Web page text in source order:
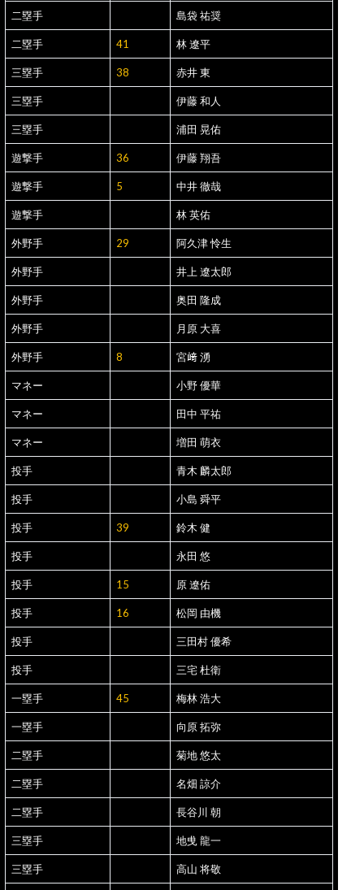
二塁手 島袋 祐奨
二塁手 41 林 遼平
三塁手 38 赤井 東
三塁手 伊藤 和人
三塁手 浦田 晃佑
遊撃手 36 伊藤 翔吾
遊撃手 5 中井 徹哉
遊撃手 林 英佑
外野手 29 阿久津 怜生
外野手 井上 遼太郎
外野手 奥田 隆成
外野手 月原 大喜
外野手 8 宮﨑 湧
マネー 小野 優華
マネー 田中 平祐
マネー 増田 萌衣
投手 青木 麟太郎
投手 小島 舜平
投手 39 鈴木 健
投手 永田 悠
投手 15 原 遼佑
投手 16 松岡 由機
投手 三田村 優希
投手 三宅 杜衛
一塁手 45 梅林 浩大
一塁手 向原 拓弥
二塁手 菊地 悠太
二塁手 名畑 諒介
二塁手 長谷川 朝
三塁手 地曵 龍一
三塁手 高山 将敬